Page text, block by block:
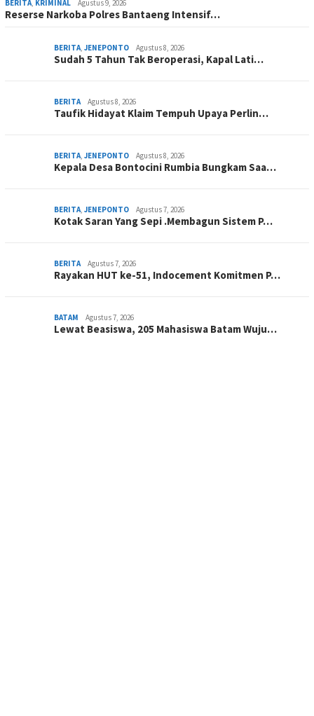
BERITA, KRIMINAL Agustus 9, 2026
Reserse Narkoba Polres Bantaeng Intensif…
BERITA, JENEPONTO Agustus 8, 2026
Sudah 5 Tahun Tak Beroperasi, Kapal Lati…
BERITA Agustus 8, 2026
Taufik Hidayat Klaim Tempuh Upaya Perlin…
BERITA, JENEPONTO Agustus 8, 2026
Kepala Desa Bontocini Rumbia Bungkam Saa…
BERITA, JENEPONTO Agustus 7, 2026
Kotak Saran Yang Sepi .Membagun Sistem P…
BERITA Agustus 7, 2026
Rayakan HUT ke-51, Indocement Komitmen P…
BATAM Agustus 7, 2026
Lewat Beasiswa, 205 Mahasiswa Batam Wuju…